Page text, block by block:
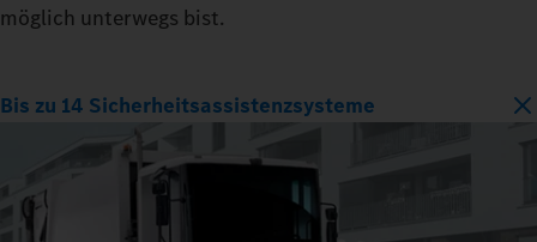
möglich unterwegs bist.
Bis zu 14 Sicherheitsassistenzsysteme